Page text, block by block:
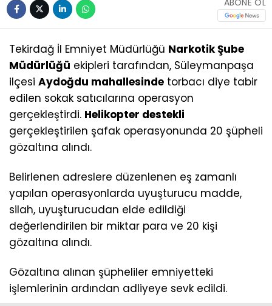
Tekirdağ İl Emniyet Müdürlüğü Narkotik Şube
Müdürlüğü ekipleri tarafından, Süleymanpaşa
ilçesi Aydoğdu mahallesinde torbacı diye tabir
edilen sokak satıcılarına operasyon
gerçekleştirdi. Helikopter destekli
gerçekleştirilen şafak operasyonunda 20 şüpheli
gözaltına alındı.
Belirlenen adreslere düzenlenen eş zamanlı
yapılan operasyonlarda uyuşturucu madde,
silah, uyuşturucudan elde edildiği
değerlendirilen bir miktar para ve 20 kişi
gözaltına alındı.
Gözaltına alınan şüpheliler emniyetteki
işlemlerinin ardından adliyeye sevk edildi.